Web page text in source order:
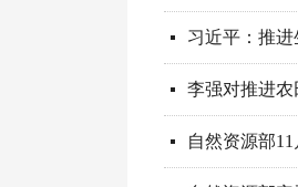
넷 习近平：推
넷
넷 自然资源部